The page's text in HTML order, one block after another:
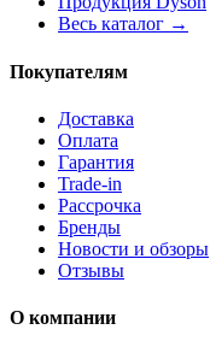
Весь каталог →
Покупателям
Доставка
Оплата
Гарантия
Trade-in
Рассрочка
Бренды
Новости и обзоры
Отзывы
О компании